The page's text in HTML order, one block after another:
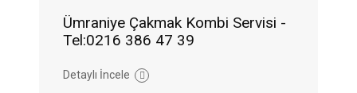
Ümraniye Çakmak Kombi Servisi -
Tel:0216 386 47 39
Detaylı İncele